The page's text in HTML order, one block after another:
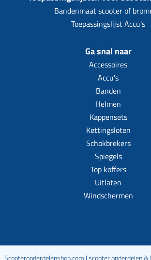
Bandenmaat scooter of
Toepassingslijst Accu's
Ga snal naar
Accessoires
Accu's
Banden
Helmen
Kappensets
Kettingsloten
Schokbrekers
Spiegels
Top koffers
Uitlaten
Windschermen
Scooteronderdelenshop.com | scooter onderdelen